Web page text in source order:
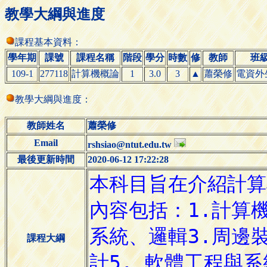
教學大綱與進度
課程基本資料：
學年期
課號 課程名稱 階段 學分 時數 修 教師
班
109-1
277118 計算機概論 1 3.0 3 ▲ 蕭榮修 電資外
教學大綱與進度：
教師姓名
蕭榮修
Email
rshsiao@ntut.edu.tw
最後更新時間
2020-06-12 17:22:28
課程大綱